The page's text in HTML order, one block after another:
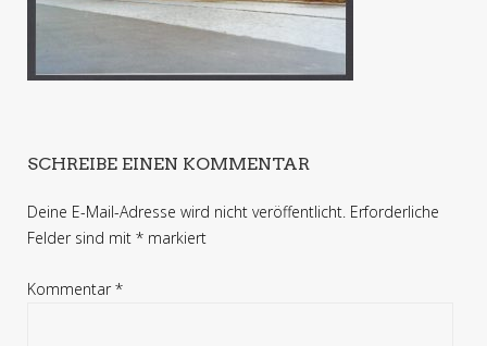
SCHREIBE EINEN KOMMENTAR
Deine E-Mail-Adresse wird nicht veröffentlicht. Erforderliche
Felder sind mit * markiert
Kommentar*